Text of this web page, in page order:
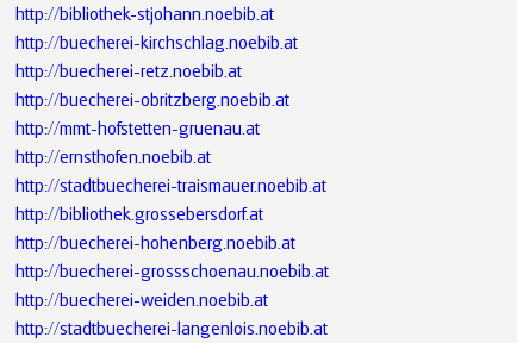
http://bibliothek-stjohann.noebib.at
http://buecherei-kirchschlag.noebib.at
http://buecherei-retz.noebib.at
http://buecherei-obritzberg.noebib.at
http://mmt-hofstetten-gruenau.at
http://ernsthofen.noebib.at
http://stadtbuecherei-traismauer.noebib.at
http://bibliothek.grossebersdorf.at
http://buecherei-hohenberg.noebib.at
http://buecherei-grossschoenau.noebib.at
http://buecherei-weiden.noebib.at
http://stadtbuecherei-langenlois.noebib.at